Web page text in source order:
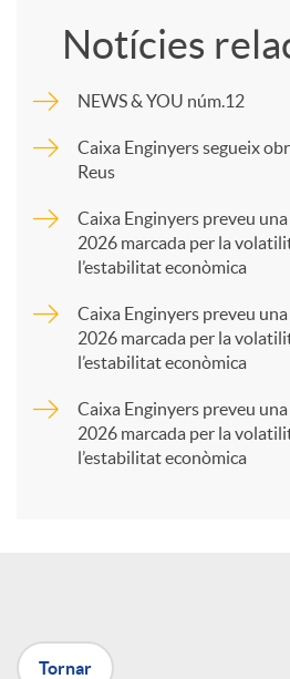
p
a
X
Notícies
NEWS & YOU núm.12
Caixa Enginyers segueix
Reus
Caixa Enginyers preveu
2026 marcada per la
l’estabilitat econòmica
Caixa Enginyers preveu
2026 marcada per la
l’estabilitat econòmica
Caixa Enginyers preveu
2026 marcada per la
l’estabilitat econòmica
Tornar